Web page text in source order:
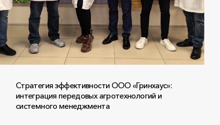
Стратегия эффективности ООО «Гринхаус»:
интеграция передовых агротехнологий и
системного менеджмента